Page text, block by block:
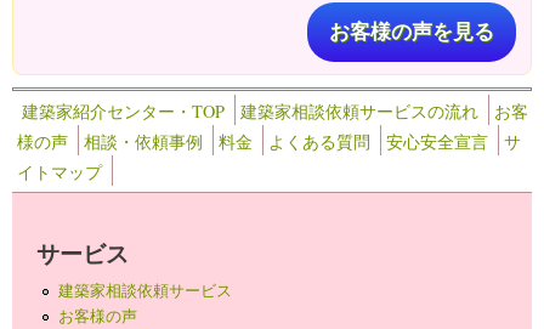
お客様の声を見る
建築家紹介センター・TOP 建築家相談依頼サービスの流れ
お客
様の声
相談・依頼事例 料金 よくある質問 安心安全宣言
サ
イトマップ
サービス
建築家相談依頼サービス
お客様の声